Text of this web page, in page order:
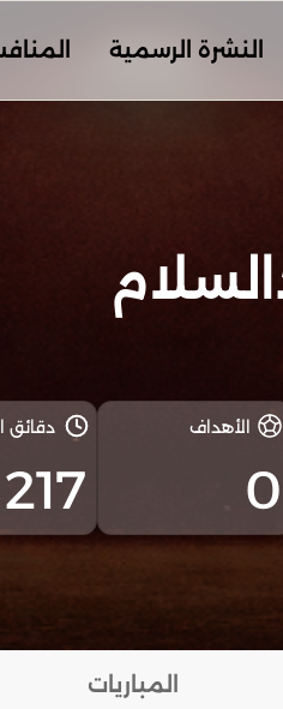
النشرة الرسمية
الأهداف
0
دقائق
217
المباريات